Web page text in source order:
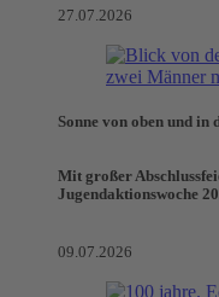
27.07.2026
Sonne von oben und in
Mit großer
Jugendaktionswoche
09.07.2026